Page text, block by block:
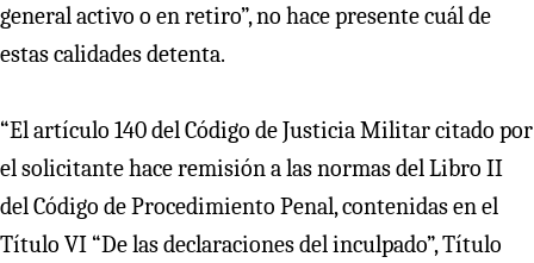
general activo o en retiro”, no hace presente cuál de
estas calidades detenta.
“El artículo 140 del Código de Justicia Militar citado por
el solicitante hace remisión a las normas del Libro II
del Código de Procedimiento Penal, contenidas en el
Título VI “De las declaraciones del inculpado”, Título